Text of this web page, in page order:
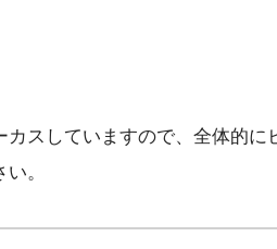
カスしていますので、全体的に
。